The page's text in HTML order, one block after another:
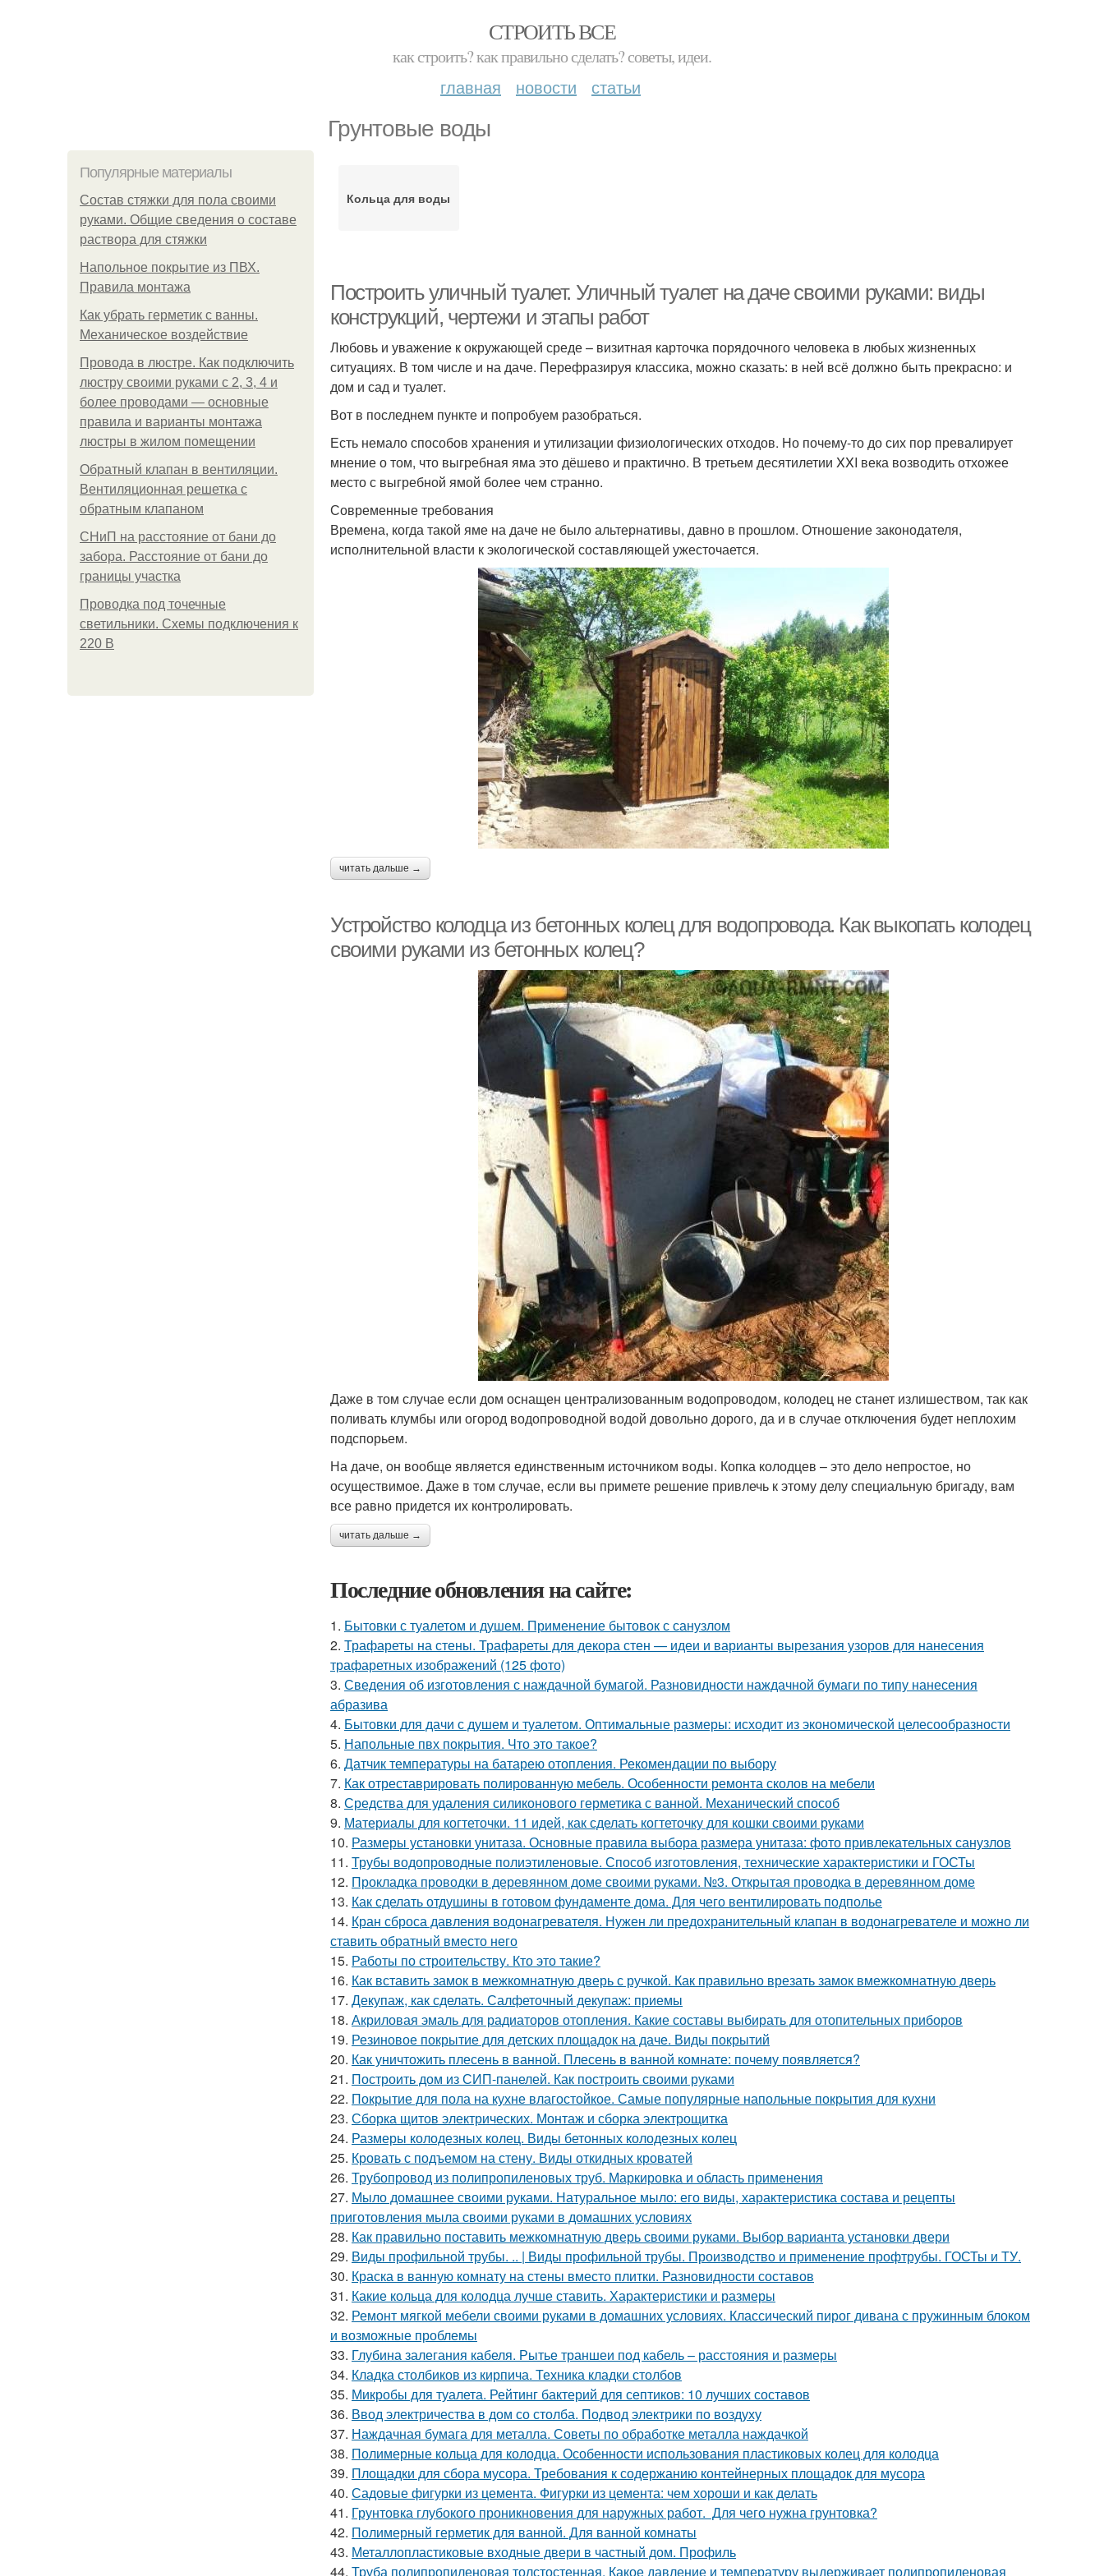
СТРОИТЬ ВСЕ
как строить? как правильно сделать? советы, идеи.
главная новости статьи
Грунтовые воды
Популярные материалы
Состав стяжки для пола своими
руками. Общие сведения о составе
раствора для стяжки
Напольное покрытие из ПВХ.
Правила монтажа
Как убрать герметик с ванны.
Механическое воздействие
Провода в люстре. Как подключить
люстру своими руками с 2, 3, 4 и
более проводами — основные
правила и варианты монтажа
люстры в жилом помещении
Обратный клапан в вентиляции.
Вентиляционная решетка с
обратным клапаном
СНиП на расстояние от бани до
забора. Расстояние от бани до
границы участка
Проводка под точечные
светильники. Схемы подключения к
220 В
Кольца для воды
Построить уличный туалет. Уличный туалет на даче своими руками: виды
конструкций, чертежи и этапы работ
Любовь и уважение к окружающей среде – визитная карточка порядочного человека в любых жизненных
ситуациях. В том числе и на даче. Перефразируя классика, можно сказать: в ней всё должно быть прекрасно: и
дом и сад и туалет.
Вот в последнем пункте и попробуем разобраться.
Есть немало способов хранения и утилизации физиологических отходов. Но почему-то до сих пор превалирует
мнение о том, что выгребная яма это дёшево и практично. В третьем десятилетии XXI века возводить отхожее
место с выгребной ямой более чем странно.
Современные требования
Времена, когда такой яме на даче не было альтернативы, давно в прошлом. Отношение законодателя,
исполнительной власти к экологической составляющей ужесточается.
читать дальше →
Устройство колодца из бетонных колец для водопровода. Как выкопать колодец
своими руками из бетонных колец?
Даже в том случае если дом оснащен централизованным водопроводом, колодец не станет излишеством, так как
поливать клумбы или огород водопроводной водой довольно дорого, да и в случае отключения будет неплохим
подспорьем.
На даче, он вообще является единственным источником воды. Копка колодцев – это дело непростое, но
осуществимое. Даже в том случае, если вы примете решение привлечь к этому делу специальную бригаду, вам
все равно придется их контролировать.
читать дальше →
Последние обновления на сайте:
1. Бытовки с туалетом и душем. Применение бытовок с санузлом
2. Трафареты на стены. Трафареты для декора стен — идеи и варианты вырезания узоров для нанесения
трафаретных изображений (125 фото)
3. Сведения об изготовления с наждачной бумагой. Разновидности наждачной бумаги по типу нанесения
абразива
4. Бытовки для дачи с душем и туалетом. Оптимальные размеры: исходит из экономической целесообразности
5. Напольные пвх покрытия. Что это такое?
6. Датчик температуры на батарею отопления. Рекомендации по выбору
7. Как отреставрировать полированную мебель. Особенности ремонта сколов на мебели
8. Средства для удаления силиконового герметика с ванной. Механический способ
9. Материалы для когтеточки. 11 идей, как сделать когтеточку для кошки своими руками
10. Размеры установки унитаза. Основные правила выбора размера унитаза: фото привлекательных санузлов
11. Трубы водопроводные полиэтиленовые. Способ изготовления, технические характеристики и ГОСТы
12. Прокладка проводки в деревянном доме своими руками. №3. Открытая проводка в деревянном доме
13. Как сделать отдушины в готовом фундаменте дома. Для чего вентилировать подполье
14. Кран сброса давления водонагревателя. Нужен ли предохранительный клапан в водонагревателе и можно ли
ставить обратный вместо него
15. Работы по строительству. Кто это такие?
16. Как вставить замок в межкомнатную дверь с ручкой. Как правильно врезать замок вмежкомнатную дверь
17. Декупаж, как сделать. Салфеточный декупаж: приемы
18. Акриловая эмаль для радиаторов отопления. Какие составы выбирать для отопительных приборов
19. Резиновое покрытие для детских площадок на даче. Виды покрытий
20. Как уничтожить плесень в ванной. Плесень в ванной комнате: почему появляется?
21. Построить дом из СИП-панелей. Как построить своими руками
22. Покрытие для пола на кухне влагостойкое. Самые популярные напольные покрытия для кухни
23. Сборка щитов электрических. Монтаж и сборка электрощитка
24. Размеры колодезных колец. Виды бетонных колодезных колец
25. Кровать с подъемом на стену. Виды откидных кроватей
26. Трубопровод из полипропиленовых труб. Маркировка и область применения
27. Мыло домашнее своими руками. Натуральное мыло: его виды, характеристика состава и рецепты
приготовления мыла своими руками в домашних условиях
28. Как правильно поставить межкомнатную дверь своими руками. Выбор варианта установки двери
29. Виды профильной трубы. .. | Виды профильной трубы. Производство и применение профтрубы. ГОСТы и ТУ.
30. Краска в ванную комнату на стены вместо плитки. Разновидности составов
31. Какие кольца для колодца лучше ставить. Характеристики и размеры
32. Ремонт мягкой мебели своими руками в домашних условиях. Классический пирог дивана с пружинным блоком
и возможные проблемы
33. Глубина залегания кабеля. Рытье траншеи под кабель – расстояния и размеры
34. Кладка столбиков из кирпича. Техника кладки столбов
35. Микробы для туалета. Рейтинг бактерий для септиков: 10 лучших составов
36. Ввод электричества в дом со столба. Подвод электрики по воздуху
37. Наждачная бумага для металла. Советы по обработке металла наждачкой
38. Полимерные кольца для колодца. Особенности использования пластиковых колец для колодца
39. Площадки для сбора мусора. Требования к содержанию контейнерных площадок для мусора
40. Садовые фигурки из цемента. Фигурки из цемента: чем хороши и как делать
41. Грунтовка глубокого проникновения для наружных работ. Для чего нужна грунтовка?
42. Полимерный герметик для ванной. Для ванной комнаты
43. Металлопластиковые входные двери в частный дом. Профиль
44. Труба полипропиленовая толстостенная. Какое давление и температуру выдерживает полипропиленовая